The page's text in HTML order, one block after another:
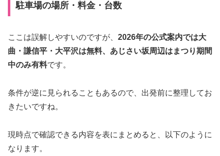
駐車場の場所・料金・台数
ここは誤解しやすいのですが、 2026年の公式案内では大
曲・謙信平・大平沢は無料、あじさい坂周辺はまつり期間
中のみ有料です。
条件が逆に見られることもあるので、出発前に整理してお
きたいですね。
現時点で確認できる内容を表にまとめると、以下のように
なります。